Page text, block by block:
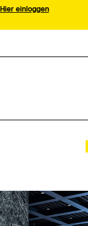
Hier einloggen